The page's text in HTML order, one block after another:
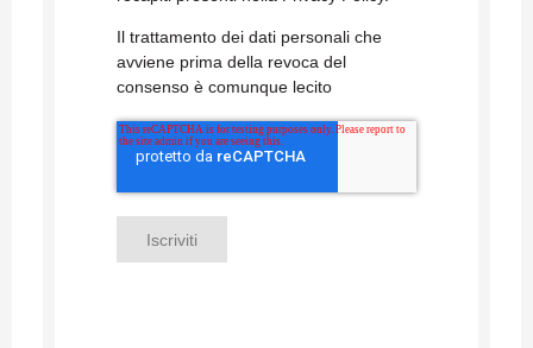
Il trattamento dei dati personali che
avviene prima della revoca del
consenso è comunque lecito